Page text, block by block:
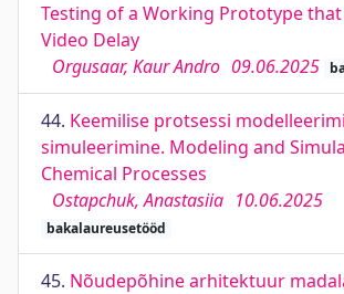
Testing of a Working Prototype
Video Delay
Orgusaar, Kaur Andro 09.06.2025
44. Keemilise protsessi
simuleerimine. Modeling and
Chemical Processes
Ostapchuk, Anastasiia 10.06.2025
bakalaureusetööd
45. Nõudepõhine arhitektuur